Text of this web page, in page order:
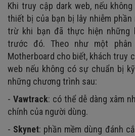
Khi truy cập dark web, nếu
thiết bị của bạn bị lây nhiễm
trừ khi bạn đã thực hiện những
trước đó. Theo như một
Motherboard cho biết, khách truy
web nếu không có sự chuẩn bị
những chương trình sau:
- Vawtrack: có thể dễ dàng xâm
chính của người dùng.
- Skynet: phần mềm dùng đánh